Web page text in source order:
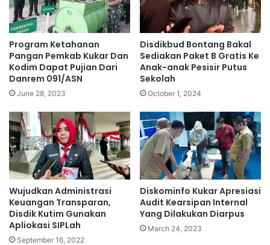
Program Ketahanan
Pangan Pemkab Kukar Dan
Kodim Dapat Pujian Dari
Danrem 091/ASN
June 28, 2023
Disdikbud Bontang Bakal
Sediakan Paket B Gratis Ke
Anak-anak Pesisir Putus
Sekolah
October 1, 2024
Wujudkan Administrasi
Keuangan Transparan,
Disdik Kutim Gunakan
Apliokasi SIPLah
September 16, 2022
Diskominfo Kukar Apresiasi
Audit Kearsipan Internal
Yang Dilakukan Diarpus
March 24, 2023